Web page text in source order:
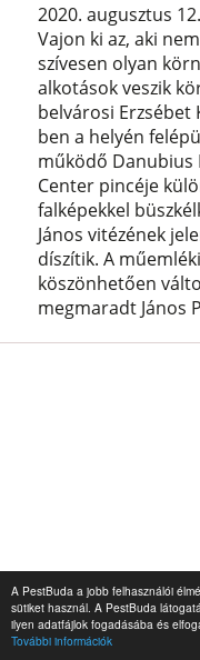
A PestBuda a jobb felhasználói
sütiket használ. A PestBuda
ilyen adatfájlok fogadásába és
További információk
2020. augusztus
Vajon ki az, aki
szívesen olyan
alkotások veszik
belvárosi Erzsébet
ben a helyén
működő Danubius
Center pincéje
falképekkel
János vitézének
díszítik. A
köszönhetően
megmaradt János
Az első